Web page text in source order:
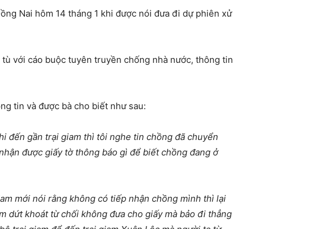
Nai hôm 14 tháng 1 khi được nói đưa đi dự phiên xử
với cáo buộc tuyên truyền chống nhà nước, thông tin
tin và được bà cho biết như sau:
đến gần trại giam thì tôi nghe tin chồng đã chuyển
được giấy tờ thông báo gì để biết chồng đang ở
mới nói rằng không có tiếp nhận chồng mình thì lại
dứt khoát từ chối không đưa cho giấy mà bảo đi thẳng